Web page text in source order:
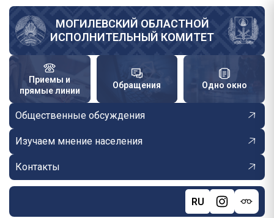
Перейти
основному
содержанию
МОГИЛЕВСКИЙ ОБЛАСТНОЙ
ИСПОЛНИТЕЛЬНЫЙ КОМИТЕТ
Приемы и
прямые линии
Обращения Одно окно
Общественные обсуждения
Изучаем мнение населения
Контакты
RU